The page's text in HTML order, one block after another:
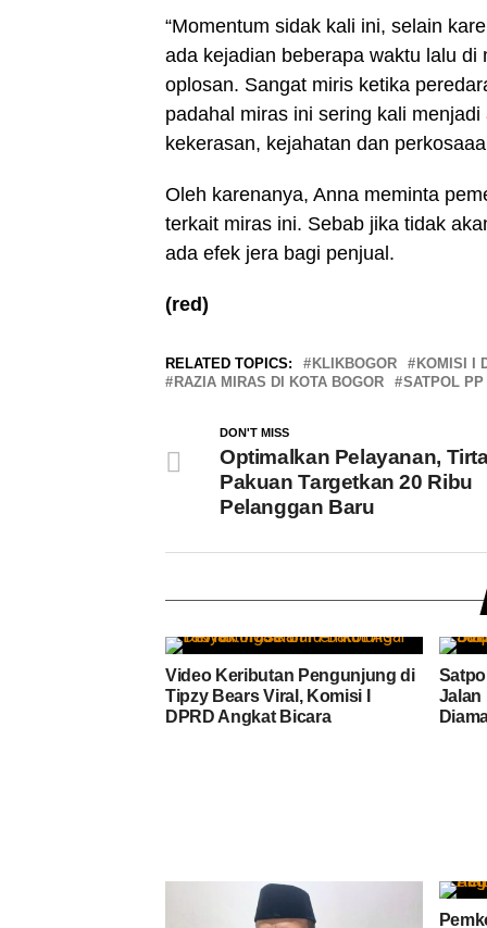
“Momentum sidak kali ini, selain
ada kejadian beberapa waktu lalu
oplosan. Sangat miris ketika
padahal miras ini sering kali
kekerasan, kejahatan dan
Oleh karenanya, Anna meminta
terkait miras ini. Sebab jika tidak
ada efek jera bagi penjual.
(red)
RELATED TOPICS: KLIKBOGOR
KOMISI I
RAZIA MIRAS DI KOTA BOGOR
SATPOL PP
DON'T MISS
Optimalkan Pelayanan,
Pakuan Targetkan 20 Ribu
Pelanggan Baru
Video Keributan Pengunjung di
Tipzy Bears Viral, Komisi I
DPRD Angkat Bicara
Jalan